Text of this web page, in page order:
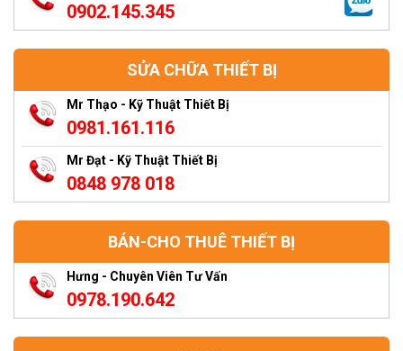
0902.145.345
SỬA CHỮA THIẾT BỊ
Mr Thạo - Kỹ Thuật Thiết Bị
0981.161.116
Mr Đạt - Kỹ Thuật Thiết Bị
0848 978 018
BÁN-CHO THUÊ THIẾT BỊ
Hưng - Chuyên Viên Tư Vấn
0978.190.642